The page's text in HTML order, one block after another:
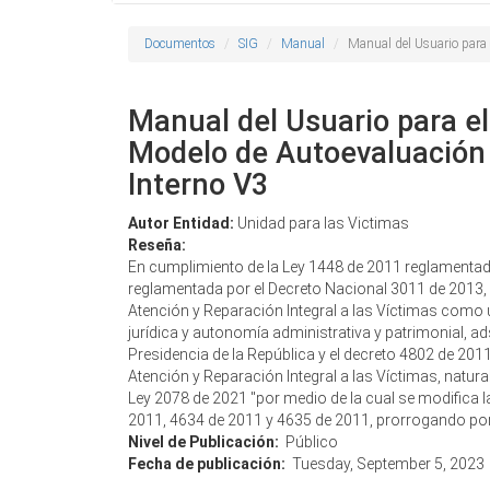
Documentos SIG Manual Manual del Usuario
Manual del Usuario para
Modelo de
Interno V3
Autor Entidad: Unidad para las Victimas
Reseña:
En cumplimiento de la Ley 1448 de 2011
reglamentada por el Decreto Nacional 3011 de
Atención y Reparación Integral a las Víctimas
jurídica y autonomía administrativa y patrimonial,
Presidencia de la República y el decreto 4802 de
Atención y Reparación Integral a las Víctimas,
Ley 2078 de 2021 "por medio de la cual se modifica
2011, 4634 de 2011 y 4635 de 2011, prorrogando
Nivel de Publicación: Público
Fecha de publicación: Tuesday, September 5, 2023